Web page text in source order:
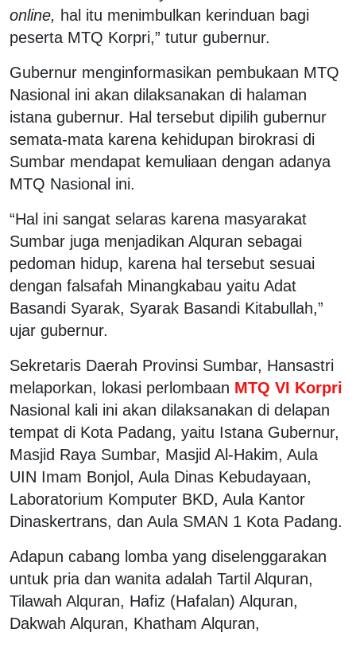
online, hal itu menimbulkan kerinduan bagi
peserta MTQ Korpri,” tutur gubernur.
Gubernur menginformasikan pembukaan MTQ
Nasional ini akan dilaksanakan di halaman
istana gubernur. Hal tersebut dipilih gubernur
semata-mata karena kehidupan birokrasi di
Sumbar mendapat kemuliaan dengan adanya
MTQ Nasional ini.
“Hal ini sangat selaras karena masyarakat
Sumbar juga menjadikan Alquran sebagai
pedoman hidup, karena hal tersebut sesuai
dengan falsafah Minangkabau yaitu Adat
Basandi Syarak, Syarak Basandi Kitabullah,”
ujar gubernur.
Sekretaris Daerah Provinsi Sumbar, Hansastri
melaporkan, lokasi perlombaan MTQ VI Korpri
Nasional kali ini akan dilaksanakan di delapan
tempat di Kota Padang, yaitu Istana Gubernur,
Masjid Raya Sumbar, Masjid Al-Hakim, Aula
UIN Imam Bonjol, Aula Dinas Kebudayaan,
Laboratorium Komputer BKD, Aula Kantor
Dinaskertrans, dan Aula SMAN 1 Kota Padang.
Adapun cabang lomba yang diselenggarakan
untuk pria dan wanita adalah Tartil Alquran,
Tilawah Alquran, Hafiz (Hafalan) Alquran,
Dakwah Alquran, Khatham Alquran,